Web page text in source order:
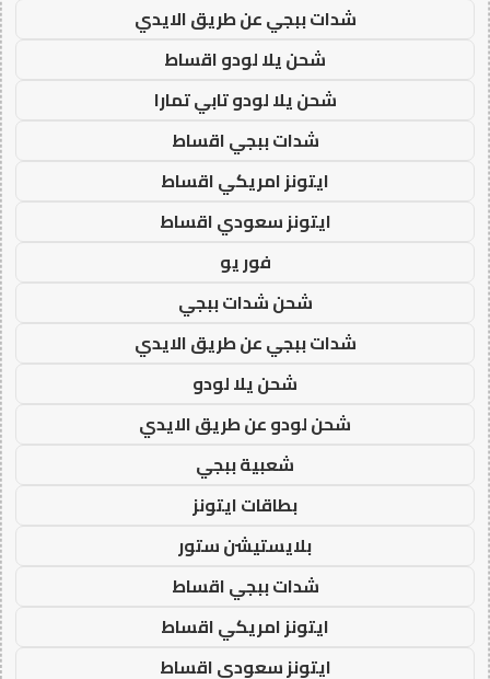
شدات ببجي عن طريق الايدي
شحن يلا لودو اقساط
شحن يلا لودو تابي تمارا
شدات ببجي اقساط
ايتونز امريكي اقساط
ايتونز سعودي اقساط
فور يو
شحن شدات ببجي
شدات ببجي عن طريق الايدي
شحن يلا لودو
شحن لودو عن طريق الايدي
شعبية ببجي
بطاقات ايتونز
بلايستيشن ستور
شدات ببجي اقساط
ايتونز امريكي اقساط
ايتونز سعودي اقساط